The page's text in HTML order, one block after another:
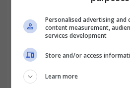
Personalised advertising
content measurement,
services development
Store and/or access
Learn more